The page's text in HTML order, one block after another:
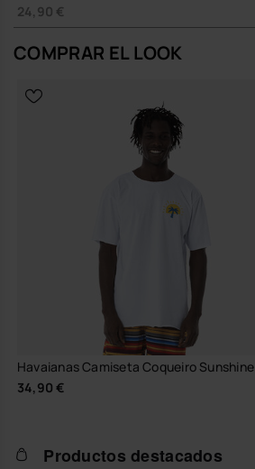
24,90 €
COMPRAR EL LOOK
Havaianas Camiseta Coqueiro Sunshine
34,90 €
Productos destacados